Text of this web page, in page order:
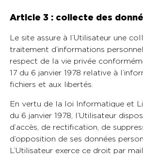
Article 3 : collecte des
Le site assure à l’Utilisateur une
traitement d’informations
respect de la vie privée
17 du 6 janvier 1978 relative à
fichiers et aux libertés.
En vertu de la loi Informatique et
du 6 janvier 1978, l’Utilisateur
d’accès, de rectification, de
d’opposition de ses données
L’Utilisateur exerce ce droit par